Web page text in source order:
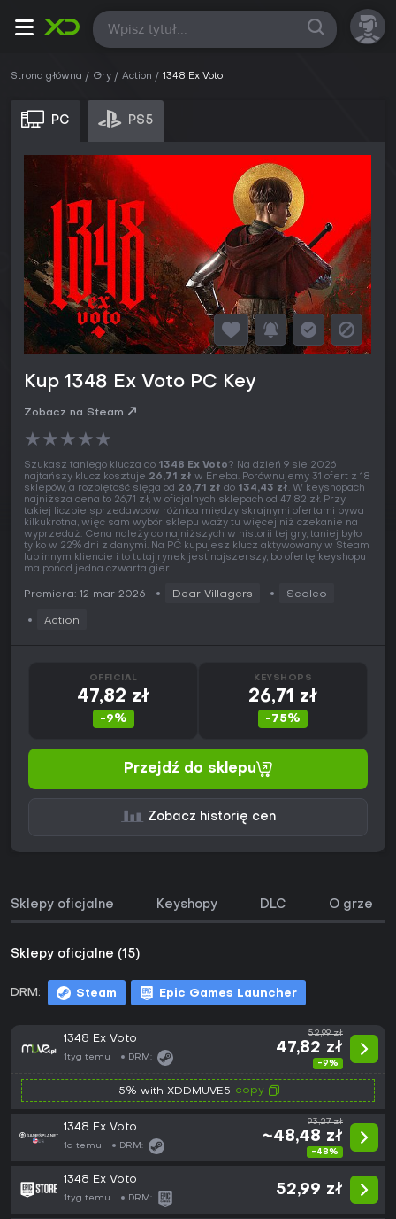
Wszystkie
Strona główna Gry Action 1348 Ex Voto
PC PS5
Kup 1348 Ex Voto PC Key
Zobacz na Steam
★★★★★
Szukasz taniego klucza do 1348 Ex Voto? Na dzień 9 sie 2026
najtańszy klucz kosztuje 26,71 zł w Eneba. Porównujemy 31 ofert z 18
sklepów, a rozpiętość sięga od 26,71 zł do 134,43 zł. W keyshopach
najniższa cena to 26,71 zł, w oficjalnych sklepach od 47,82 zł. Przy
takiej liczbie sprzedawców różnica między skrajnymi ofertami bywa
kilkukrotna, więc sam wybór sklepu waży tu więcej niż czekanie na
wyprzedaż. Cena należy do najniższych w historii tej gry, taniej było
tylko w 22% dni z danymi. Na PC kupujesz klucz aktywowany w Steam
lub innym kliencie i to tutaj rynek jest najszerszy, bo ofertę keyshopu
ma ponad jedna czwarta gier.
Premiera: 12 mar 2026 Dear Villagers Sedleo
Action
OFFICIAL
47,82 zł
-9%
KEYSHOPS
26,71 zł
-75%
Przejdź do sklepu
Zobacz historię cen
Sklepy oficjalne Keyshopy DLC O grze
Sklepy oficjalne (15)
DRM: Steam Epic Games Launcher
1348 Ex Voto
1tyg temu DRM:
52,99 zł
47,82 zł
-9%
-5% with XDDMUVE5 copy
1348 Ex Voto
1d temu DRM:
93,27 zł
~48,48 zł
-48%
1348 Ex Voto
1tyg temu DRM:
52,99 zł